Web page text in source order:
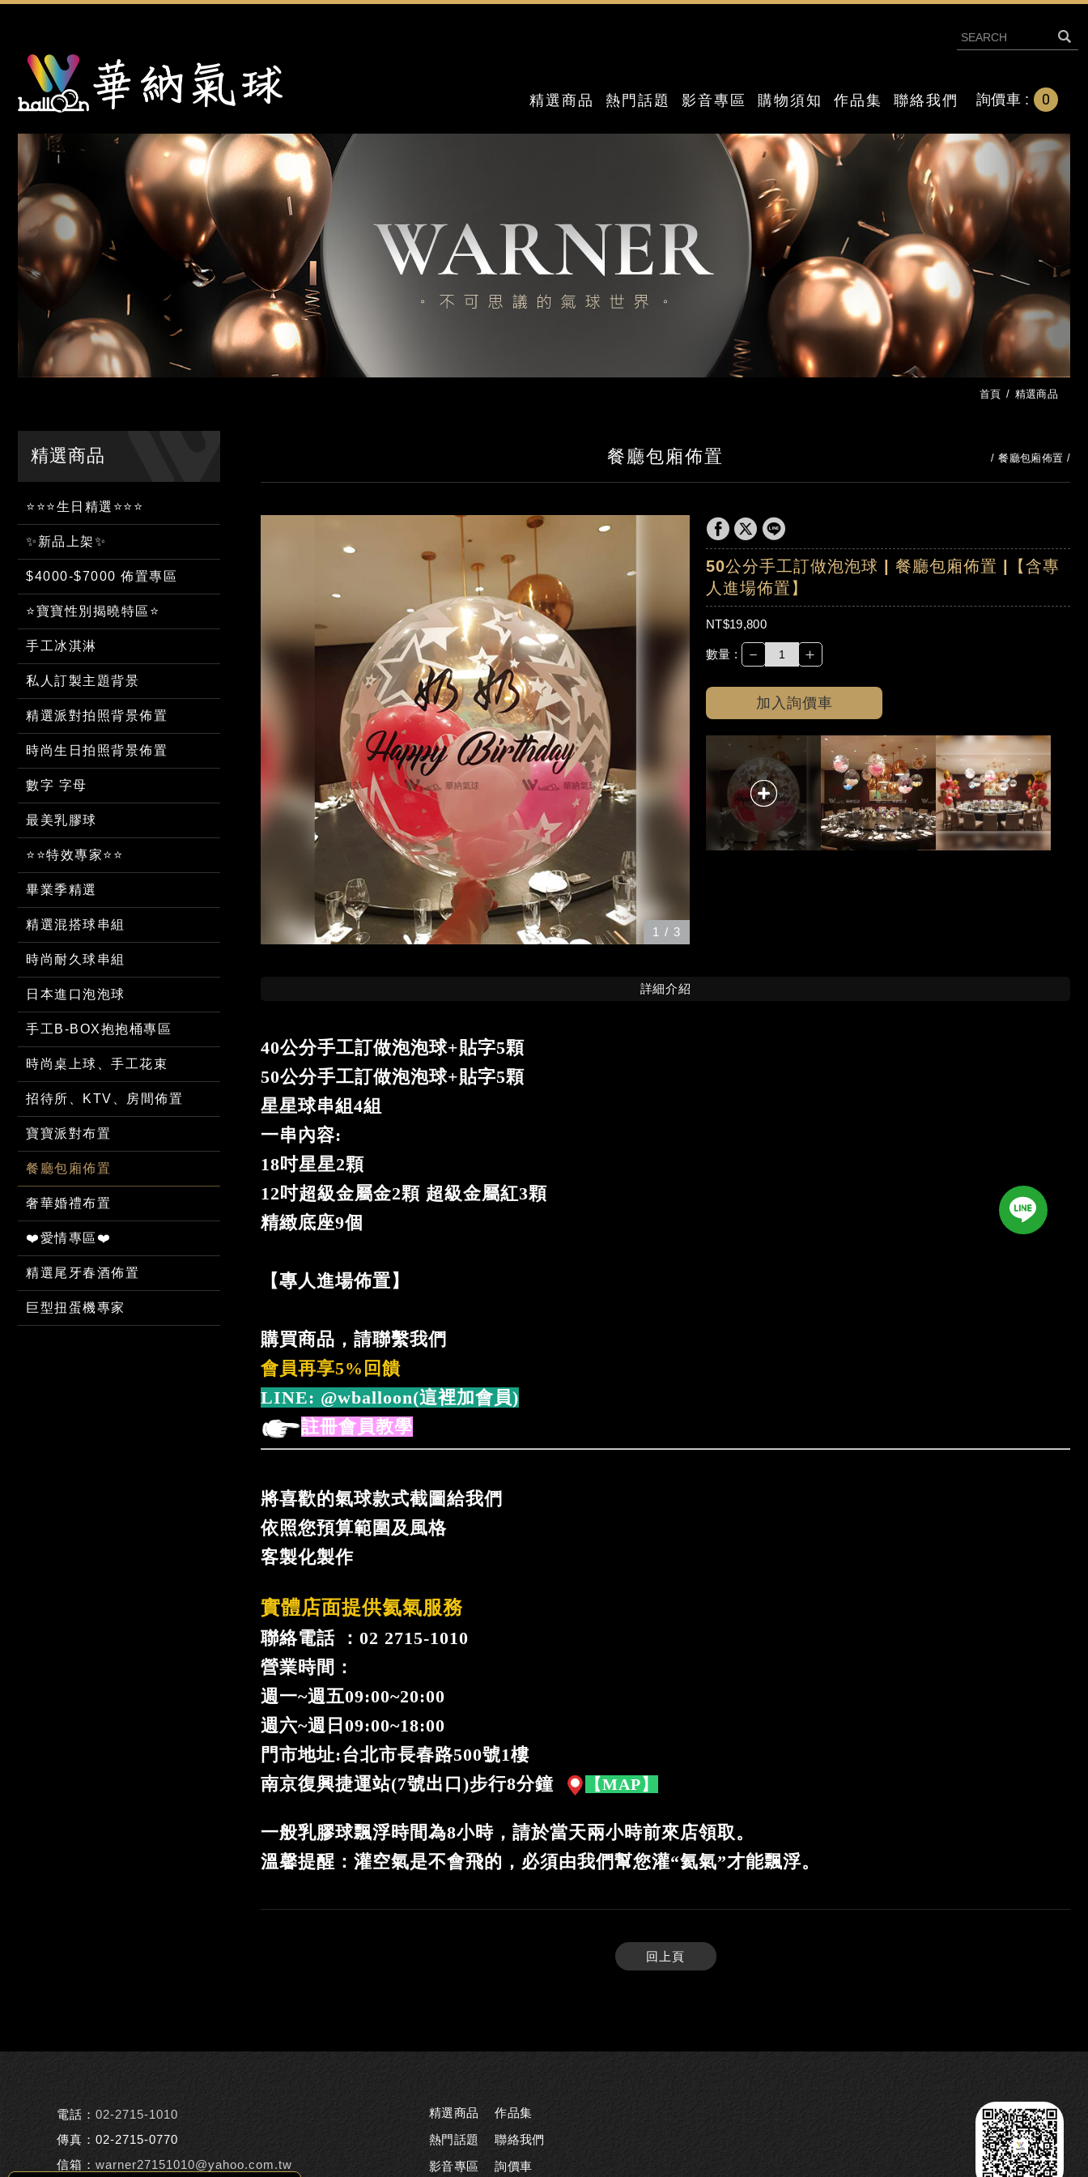
精選商品 熱門話題 影音專區 購物須知 作品集 聯絡我們 詢價車 : 0
首頁 精選商品
精選商品
⭐⭐⭐生日精選⭐⭐⭐
✨新品上架✨
$4000-$7000 佈置專區
⭐寶寶性別揭曉特區⭐
手工冰淇淋
私人訂製主題背景
精選派對拍照背景佈置
時尚生日拍照背景佈置
數字 字母
最美乳膠球
⭐⭐特效專家⭐⭐
畢業季精選
精選混搭球串組
時尚耐久球串組
日本進口泡泡球
手工B-BOX抱抱桶專區
時尚桌上球、手工花束
招待所、KTV、房間佈置
寶寶派對布置
餐廳包廂佈置
奢華婚禮布置
❤️愛情專區❤️
精選尾牙春酒佈置
巨型扭蛋機專家
餐廳包廂佈置 餐廳包廂佈置
50公分手工訂做泡泡球 | 餐廳包廂佈置 |【含專
人進場佈置】
NT$19,800
數量 : － ＋
加入詢價車
1 / 3
詳細介紹
40公分手工訂做泡泡球+貼字5顆
50公分手工訂做泡泡球+貼字5顆
星星球串組4組
一串內容:
18吋星星2顆
12吋超級金屬金2顆 超級金屬紅3顆
精緻底座9個
【專人進場佈置】
購買商品，請聯繫我們
會員再享5%回饋
LINE: @wballoon(這裡加會員)
註冊會員教學
將喜歡的氣球款式截圖給我們
依照您預算範圍及風格
客製化製作
實體店面提供氦氣服務
聯絡電話 ：02 2715-1010
營業時間：
週一~週五09:00~20:00
週六~週日09:00~18:00
門市地址:台北市長春路500號1樓
南京復興捷運站(7號出口)步行8分鐘
【MAP】
一般乳膠球飄浮時間為8小時，請於當天兩小時前來店領取。
溫馨提醒：灌空氣是不會飛的，必須由我們幫您灌“氦氣”才能飄浮。
回上頁
電話： 02-2715-1010
傳真：02-2715-0770
信箱： warner27151010@yahoo.com.tw
精選商品
熱門話題
影音專區
作品集
聯絡我們
詢價車